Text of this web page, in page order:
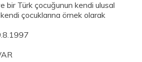
bir Türk çocuğunun kendi ulusal
kendi çocuklarına örnek olarak